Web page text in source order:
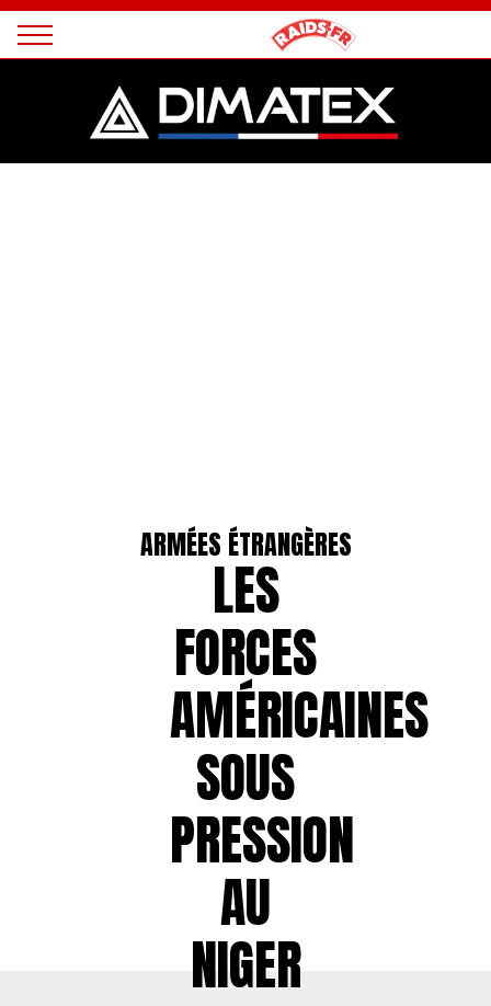
Magazine
ARMÉES ÉTRANGÈRES
LES
FORCES
AMÉRICAINES
SOUS
PRESSION
AU
NIGER
Panneau de gestion des cookies